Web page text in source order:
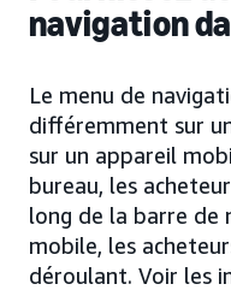
navigation
Le menu de
différemment sur
sur un appareil
bureau, les
long de la barre de
mobile, les
déroulant. Voir les